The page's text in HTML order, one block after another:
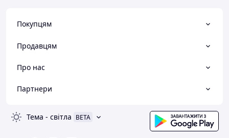
Покупцям
Продавцям
Про нас
Партнери
Тема - світла BETA